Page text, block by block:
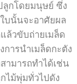
ลูกโดยมนุษย์ ซึ่ง
บนั้นจะอาศัยผล
ล้วขับถ่ายเมล็ด
ารนำเมล็ดกะตัง
ามารถทำได้เช่น
ไม้พุ่มทั่วไปดัง